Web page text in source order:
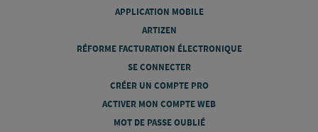
APPLICATION MOBILE
ARTIZEN
RÉFORME FACTURATION ÉLECTRONIQUE
SE CONNECTER
CRÉER UN COMPTE PRO
ACTIVER MON COMPTE WEB
MOT DE PASSE OUBLIÉ